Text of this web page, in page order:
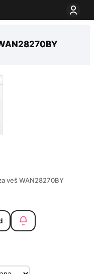
veš WAN28270BY